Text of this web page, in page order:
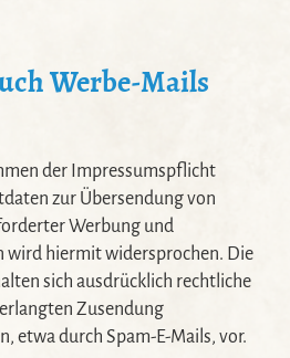
Werbe-Mails
der Impressumspflicht
zur Übersendung von
Werbung und
wird hiermit widersprochen. Die
sich ausdrücklich rechtliche
Zusendung
etwa durch Spam-E-Mails, vor.